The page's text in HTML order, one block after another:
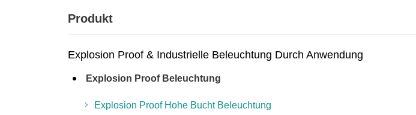
Produkt
Explosion Proof & Industrielle Beleuchtung Durch Anwendung
Explosion Proof Beleuchtung
Explosion Proof Hohe Bucht Beleuchtung